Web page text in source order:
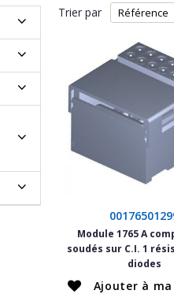
Trier par
Module 1765 A
soudés sur C.I. 1
diodes
Ajouter à